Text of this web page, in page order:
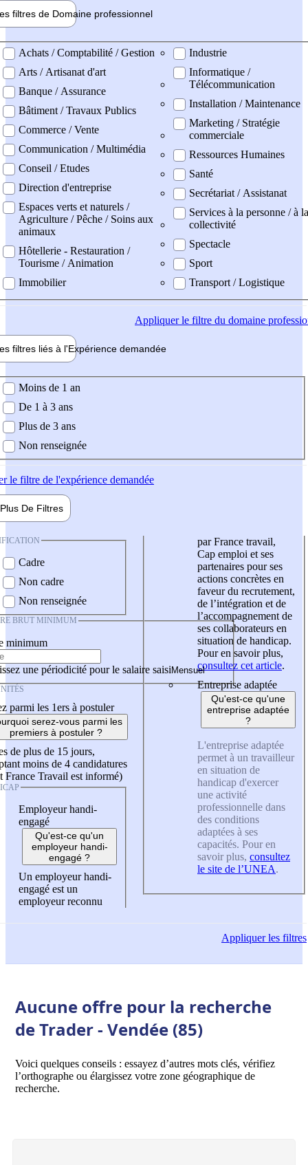
filtres de Domaine professionnel
professionel
Achats / Comptabilité / Gestion
Arts / Artisanat d'art
Banque / Assurance
Bâtiment / Travaux Publics
Commerce / Vente
Communication / Multimédia
Conseil / Etudes
Direction d'entreprise
Espaces verts et naturels /
Agriculture / Pêche / Soins aux
animaux
Hôtellerie - Restauration /
Tourisme / Animation
Immobilier
Industrie
Informatique /
Télécommunication
Installation / Maintenance
Marketing / Stratégie
commerciale
Ressources Humaines
Santé
Secrétariat / Assistanat
Services à la personne / à la
collectivité
Spectacle
Sport
Transport / Logistique
Appliquerle filtre du domaine
filtres liés à l'Expérience demandée
demandée
Moins de 1 an
De 1 à 3 ans
Plus de 3 ans
Non renseignée
le filtre de l'expérience demandée
Plus De Filtres
Cadre
Non cadre
Non renseignée
BRUT MINIMUM
minimum
une périodicité pour le salaire saisi
parmi les 1ers à postuler
serez-vous parmi les
premiers à postuler ?
de plus de 15 jours,
moins de 4 candidatures
France Travail est informé)
Employeur handi-
engagé
Qu'est-ce qu'un
employeur handi-
engagé ?
Un employeur handi-
engagé est un
employeur reconnu
par France travail,
Cap emploi et ses
partenaires pour ses
actions concrètes en
faveur du recrutement,
de l’intégration et de
l’accompagnement de
ses collaborateurs en
situation de handicap.
Pour en savoir plus,
consultez cet article.
Entreprise adaptée
Qu'est-ce qu'une
entreprise adaptée
?
L'entreprise adaptée
permet à un travailleur
en situation de
handicap d'exercer
une activité
professionnelle dans
des conditions
adaptées à ses
capacités. Pour en
savoir plus, consultez
le site de l’UNEA.
Appliquerles filtres
Aucune offre pour la recherche
de Trader - Vendée (85)
Voici quelques conseils : essayez d’autres mots clés, vérifiez
l’orthographe ou élargissez votre zone géographique de
recherche.